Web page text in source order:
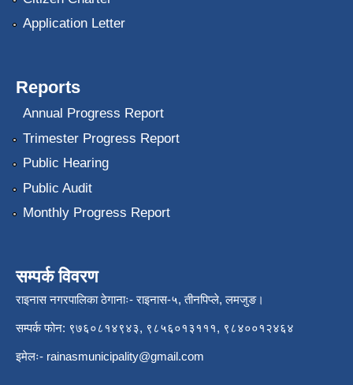
Application Letter
Reports
Annual Progress Report
Trimester Progress Report
Public Hearing
Public Audit
Monthly Progress Report
सम्पर्क विवरण
राइनास नगरपालिका ठेगानाः- राइनास-५, तीनपिप्ले, लमजुङ।
सम्पर्क फोन: ९७६०८१४९४३, ९८५६०१३१११, ९८४००१२४६४
इमेलः- rainasmunicipality@gmail.com